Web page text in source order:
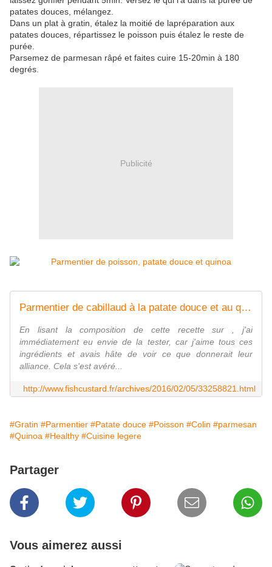
patates douces, mélangez.
Dans un plat à gratin, étalez la moitié de lapréparation aux
patates douces, répartissez le poisson puis étalez le reste de
purée.
Parsemez de parmesan râpé et faites cuire 15-20min à 180
degrés.
Publicité
Parmentier de cabillaud à la patate douce et au quinoa - Fish Custard
En lisant la composition de cette recette sur , j'ai
immédiatement eu envie de la tester, car j'aime tous ces
ingrédients et avais hâte de voir ce que donnerait leur
alliance. Cela s'est avéré...
http://www.fishcustard.fr/archives/2016/02/05/33258821.html
#Gratin #Parmentier #Patate douce #Poisson #Colin #parmesan
#Quinoa #Healthy #Cuisine legere
Partager
Vous aimerez aussi